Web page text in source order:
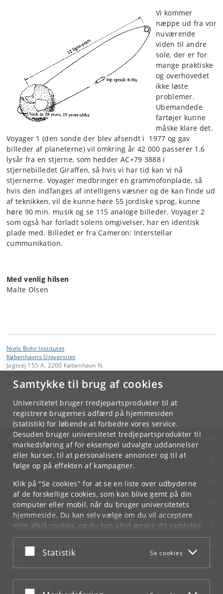
Samtykke til brug af cookies
Universitetet bruger tredjepartsprodukter til at
registrere brugernes adfærd på hjemmesiden
(statistik) for løbende at forbedre vores service.
Desuden bruger universitetet tredjepartsprodukter til
markedsføring af for eksempel udvalgte uddannelser
eller kurser, til at personalisere annoncer og til at
følge op på effekten af kampagner.
Klik på "Se cookies" for at se en liste over udbyderne
af de forskellige cookies, som kan blive gemt på din
computer eller mobil, når du bruger universitetets
hjemmeside. Du kan selv vælge om du vil acceptere
eller afslå cookies, og du kan altid ændre dit samtykke
underCookie- og privatlivspolitiksom du finder i
bunden af hver side.
Acceptér eller afslå
Statistik Se cookies
Vi kommer
næppe ud fra vor
nuværende
viden til andre
sole, der er for
mange praktiske
og overhovedet
ikke løste
problemer.
Ubemandede
fartøjer kunne
måske klare det.
Voyager 1 (den sonde der blev afsendt i 1977 og gav
billeder af planeterne) vil omkring år 42 000 passerer 1,6
lysår fra en stjerne, som hedder AC+79 3888 i
stjernebilledet Giraffen, så hvis vi har tid kan vi nå
stjernerne. Voyager medbringer en grammofonplade, så
hvis den indfanges af intelligens væsner og de kan finde ud
af teknikken, vil de kunne høre 55 jordiske sprog, kunne
høre 90 min. musik og se 115 analoge billeder. Voyager 2
som også har forladt solens omgivelser, har en identisk
plade med. Billedet er fra Cameron: Interstellar
cummunikation.
Med venlig hilsen
Malte Olsen
Niels Bohr Institutet
Københavns Universitet
Jagtvej 155 A, 2200 København N.
Kontakt:
Peter Laursen
spoerg.om.fysik@ nbi.ku.dk
KØBENHAVNS UNIVERSITET
KONTAKT
SERVICES
FOR STUDERENDE OG ANSATTE
JOB OG KARRIERE
NØDSITUATIONER
WEB
MØD KU PÅ